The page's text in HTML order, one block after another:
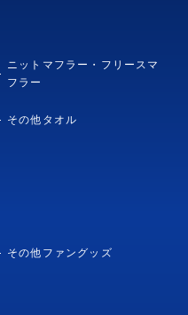
ニットマフラー・フリースマ
フラー
その他タオル
その他ファングッズ